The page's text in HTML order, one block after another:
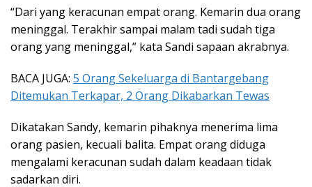
“Dari yang keracunan empat orang. Kemarin dua orang
meninggal. Terakhir sampai malam tadi sudah tiga
orang yang meninggal,” kata Sandi sapaan akrabnya.
BACA JUGA: 5 Orang Sekeluarga di Bantargebang
Ditemukan Terkapar, 2 Orang Dikabarkan Tewas
Dikatakan Sandy, kemarin pihaknya menerima lima
orang pasien, kecuali balita. Empat orang diduga
mengalami keracunan sudah dalam keadaan tidak
sadarkan diri.